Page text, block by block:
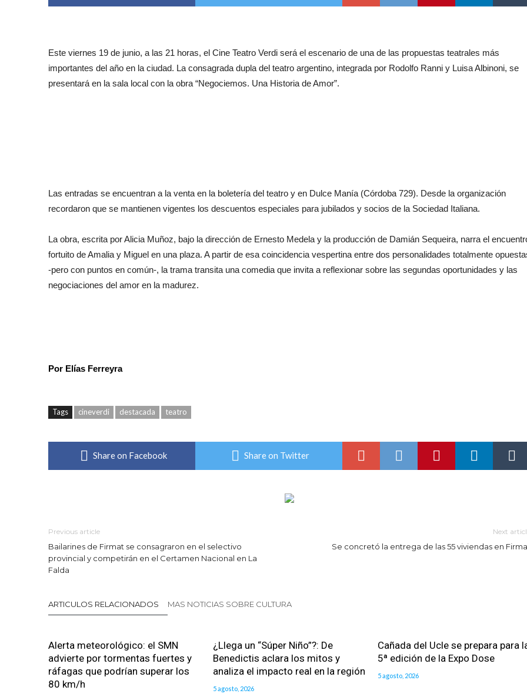
Este viernes 19 de junio, a las 21 horas, el Cine Teatro Verdi será el escenario de una de las propuestas teatrales más
importantes del año en la ciudad. La consagrada dupla del teatro argentino, integrada por Rodolfo Ranni y Luisa Albinoni, se
presentará en la sala local con la obra “Negociemos. Una Historia de Amor”.
Las entradas se encuentran a la venta en la boletería del teatro y en Dulce Manía (Córdoba 729). Desde la organización
recordaron que se mantienen vigentes los descuentos especiales para jubilados y socios de la Sociedad Italiana.
La obra, escrita por Alicia Muñoz, bajo la dirección de Ernesto Medela y la producción de Damián Sequeira, narra el
fortuito de Amalia y Miguel en una plaza. A partir de esa coincidencia vespertina entre dos personalidades totalmente
-pero con puntos en común-, la trama transita una comedia que invita a reflexionar sobre las segundas oportunidades y las
negociaciones del amor en la madurez.
Por Elías Ferreyra
Tags cineverdi destacada teatro
Share on Facebook Share on Twitter
Previous article
Bailarines de Firmat se consagraron en el selectivo
provincial y competirán en el Certamen Nacional en La
Falda
Next
Se concretó la entrega de las 55 viviendas en
ARTICULOS RELACIONADOS MAS NOTICIAS SOBRE CULTURA
Alerta meteorológico: el SMN
advierte por tormentas fuertes y
ráfagas que podrían superar los
80 km/h
¿Llega un “Súper Niño”?: De
Benedictis aclara los mitos y
analiza el impacto real en la región
5 agosto, 2026
Cañada del Ucle se prepara para
5ª edición de la Expo Dose
5 agosto, 2026